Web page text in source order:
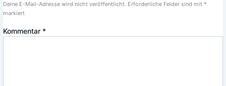
Deine E-Mail-Adresse wird nicht veröffentlicht. Erforderliche Felder sind mit *
markiert
Kommentar *